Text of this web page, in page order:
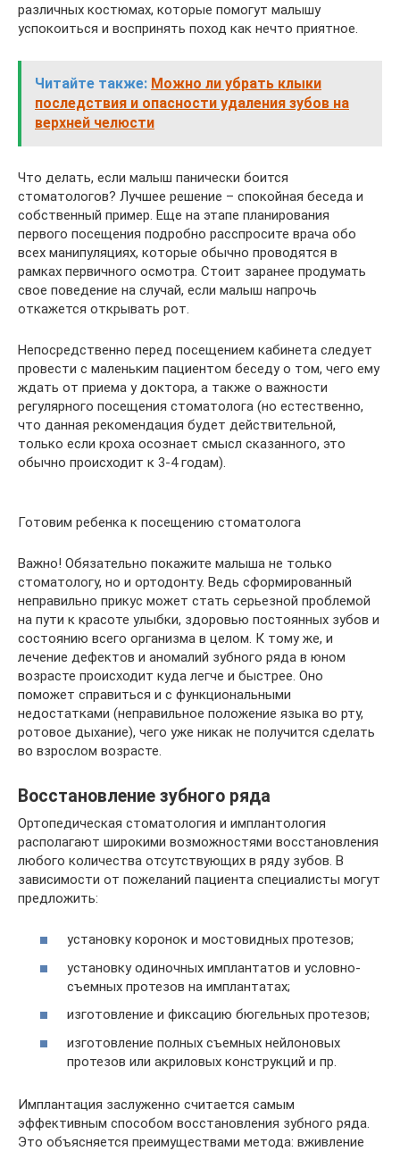
различных костюмах, которые помогут малышу
успокоиться и воспринять поход как нечто приятное.
Читайте также: Можно ли убрать клыки
последствия и опасности удаления зубов на
верхней челюсти
Что делать, если малыш панически боится
стоматологов? Лучшее решение – спокойная беседа и
собственный пример. Еще на этапе планирования
первого посещения подробно расспросите врача обо
всех манипуляциях, которые обычно проводятся в
рамках первичного осмотра. Стоит заранее продумать
свое поведение на случай, если малыш напрочь
откажется открывать рот.
Непосредственно перед посещением кабинета следует
провести с маленьким пациентом беседу о том, чего ему
ждать от приема у доктора, а также о важности
регулярного посещения стоматолога (но естественно,
что данная рекомендация будет действительной,
только если кроха осознает смысл сказанного, это
обычно происходит к 3-4 годам).
Готовим ребенка к посещению стоматолога
Важно! Обязательно покажите малыша не только
стоматологу, но и ортодонту. Ведь сформированный
неправильно прикус может стать серьезной проблемой
на пути к красоте улыбки, здоровью постоянных зубов и
состоянию всего организма в целом. К тому же, и
лечение дефектов и аномалий зубного ряда в юном
возрасте происходит куда легче и быстрее. Оно
поможет справиться и с функциональными
недостатками (неправильное положение языка во рту,
ротовое дыхание), чего уже никак не получится сделать
во взрослом возрасте.
Восстановление зубного ряда
Ортопедическая стоматология и имплантология
располагают широкими возможностями восстановления
любого количества отсутствующих в ряду зубов. В
зависимости от пожеланий пациента специалисты могут
предложить:
установку коронок и мостовидных протезов;
установку одиночных имплантатов и условно-
съемных протезов на имплантатах;
изготовление и фиксацию бюгельных протезов;
изготовление полных съемных нейлоновых
протезов или акриловых конструкций и пр.
Имплантация заслуженно считается самым
эффективным способом восстановления зубного ряда.
Это объясняется преимуществами метода: вживление